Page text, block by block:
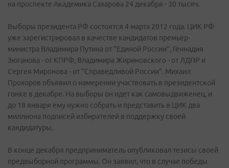
на проспекте Академика Сахарова 24 декабря - 30 тысяч.
Выборы президента РФ состоятся 4 марта 2012 года. ЦИК РФ
уже зарегистрировал в качестве кандидатов премьер-
министра Владимира Путина от "Единой России", Геннадия
Зюганова - от КПРФ, Владимира Жириновского - от ЛДПР и
Сергея Миронова - от "Справедливой России". Михаил
Прохоров объявил о намерении участвовать в президентской
гонке в декабре. На выборы он идет как самовыдвиженец, и
до 18 января ему нужно собрать и представить в ЦИК два
миллиона подписей избирателей в поддержку своей
кандидатуры.
В конце декабря предприниматель опубликовал тезисы своей
предвыборной программы. Он заявил, что в случае победы